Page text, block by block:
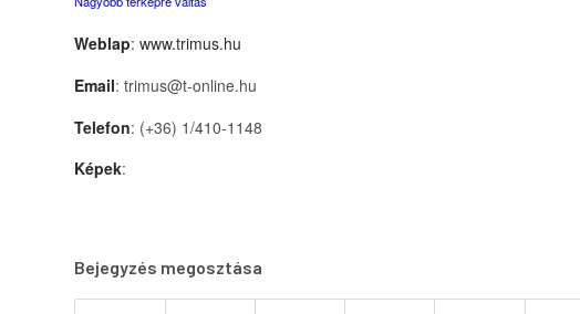
Weblap: www.trimus.hu
Email: trimus@t-online.hu
Telefon: (+36) 1/410-1148
Képek:
Bejegyzés megosztása